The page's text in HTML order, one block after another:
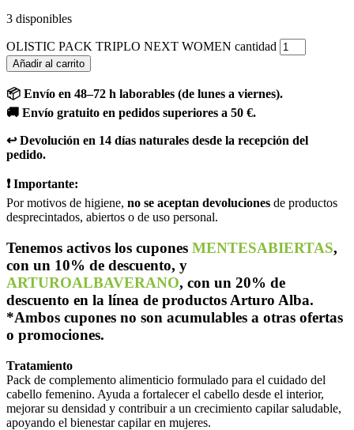
3 disponibles
OLISTIC PACK TRIPLO NEXT WOMEN cantidad
Añadir al carrito
📦 Envío en 48–72 h laborables (de lunes a viernes).
🚚 Envío gratuito en pedidos superiores a 50 €.
↩️ Devolución en 14 días naturales desde la recepción del
pedido.
❗ Importante:
Por motivos de higiene, no se aceptan devoluciones de productos
desprecintados, abiertos o de uso personal.
Tenemos activos los cupones MENTESABIERTAS,
con un 10% de descuento, y
ARTUROALBAVERANO, con un 20% de
descuento en la línea de productos Arturo Alba.
*Ambos cupones no son acumulables a otras ofertas
o promociones.
Tratamiento
Pack de complemento alimenticio formulado para el cuidado del
cabello femenino. Ayuda a fortalecer el cabello desde el interior,
mejorar su densidad y contribuir a un crecimiento capilar saludable,
apoyando el bienestar capilar en mujeres.